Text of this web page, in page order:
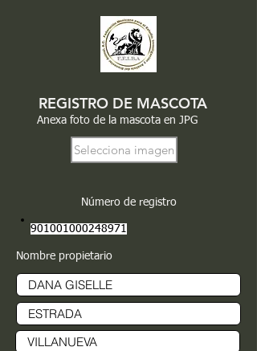
REGISTRO DE MASCOTA
Anexa foto de la mascota en JPG
Selecciona imagen
Número de registro
901001000248971
Nombre propietario